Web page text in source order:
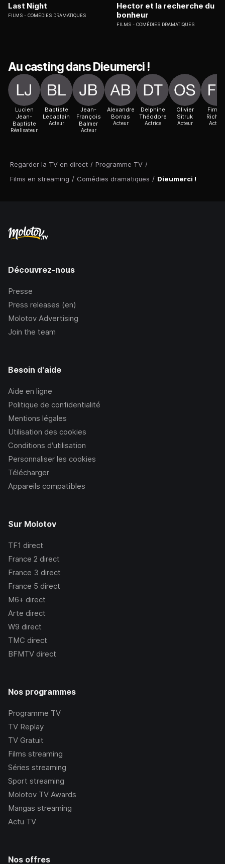
Regarder la TV en direct / Programme TV /
Films en streaming / Comédies dramatiques / Dieumerci !
Last Night
FILMS COMÉDIES DRAMATIQUES
Hector et la recherche du
bonheur
FILMS COMÉDIES DRAMATIQUES
Au casting dans Dieumerci !
Lucien
Jean-
Baptiste
Réalisateur
Baptiste
Lecaplain
Acteur
Jean-
François
Balmer
Acteur
Alexandre
Borras
Acteur
Delphine
Théodore
Actrice
Olivier
Sitruk
Acteur Actrice
Découvrez-nous
Presse
Press releases (en)
Molotov Advertising
Join the team
Besoin d'aide
Aide en ligne
Politique de confidentialité
Mentions légales
Utilisation des cookies
Conditions d’utilisation
Personnaliser les cookies
Télécharger
Appareils compatibles
Sur Molotov
TF1 direct
France 2 direct
France 3 direct
France 5 direct
M6+ direct
Arte direct
W9 direct
TMC direct
BFMTV direct
Nos programmes
Programme TV
TV Replay
TV Gratuit
Films streaming
Séries streaming
Sport streaming
Molotov TV Awards
Mangas streaming
Actu TV
Nos offres